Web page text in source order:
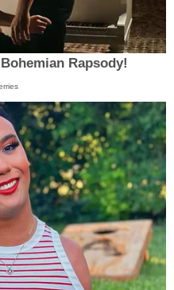
Rapsody!